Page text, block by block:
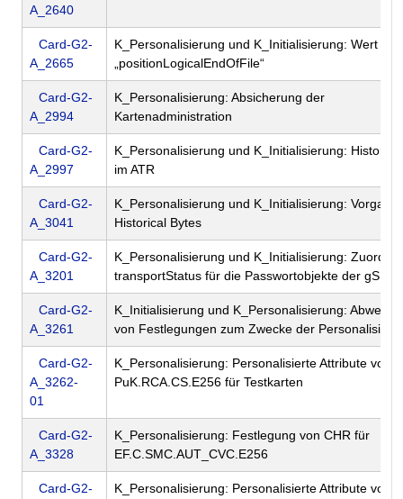
A_2640
Card-G2-
A_2665
K_Personalisierung und K_Initialisierung: Wert von
„positionLogicalEndOfFile“
Card-G2-
A_2994
K_Personalisierung: Absicherung der
Kartenadministration
Card-G2-
A_2997
K_Personalisierung und K_Initialisierung:
im ATR
Card-G2-
A_3041
K_Personalisierung und K_Initialisierung:
Historical Bytes
Card-G2-
A_3201
K_Personalisierung und K_Initialisierung:
transportStatus für die Passwortobjekte der
Card-G2-
A_3261
K_Initialisierung und K_Personalisierung:
von Festlegungen zum Zwecke der
Card-G2-
A_3262-
01
K_Personalisierung: Personalisierte Attribute von
PuK.RCA.CS.E256 für Testkarten
Card-G2-
A_3328
K_Personalisierung: Festlegung von CHR für
EF.C.SMC.AUT_CVC.E256
Card-G2-
K_Personalisierung: Personalisierte Attribute von